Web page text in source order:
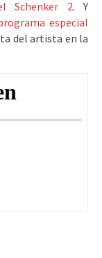
Schenker 2. Y
especial
del artista en la